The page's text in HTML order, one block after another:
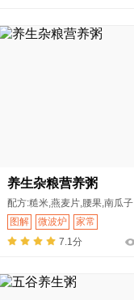
养生杂粮营养粥
配方:糙米,燕麦片,腰果,南瓜子
图解
微波炉
家常
7.1分